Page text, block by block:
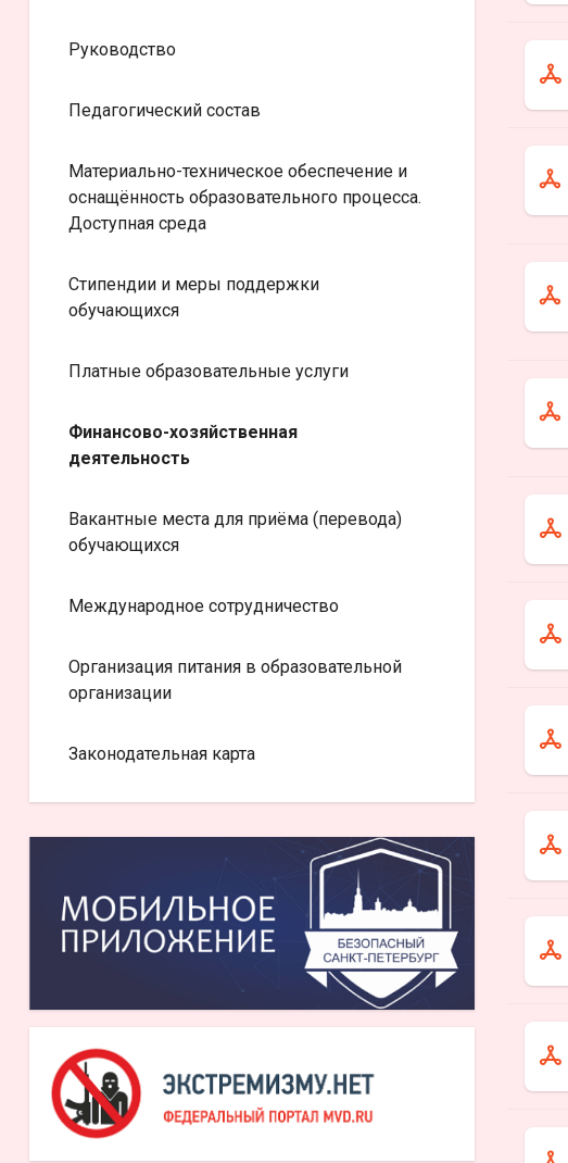
Руководство
Педагогический состав
Материально-техническое обеспечение и
оснащённость образовательного процесса.
Доступная среда
Стипендии и меры поддержки
обучающихся
Платные образовательные услуги
Финансово-хозяйственная
деятельность
Вакантные места для приёма (перевода)
обучающихся
Международное сотрудничество
Организация питания в образовательной
организации
Законодательная карта